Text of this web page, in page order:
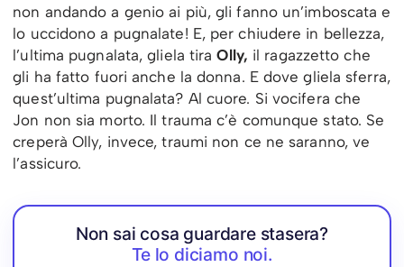
non andando a genio ai più, gli fanno un’imboscata e
lo uccidono a pugnalate! E, per chiudere in bellezza,
l’ultima pugnalata, gliela tiraOlly, il ragazzetto che
gli ha fatto fuori anche la donna. E dove gliela sferra,
quest’ultima pugnalata? Al cuore. Si vocifera che
Jon non sia morto. Il trauma c’è comunque stato. Se
creperà Olly, invece, traumi non ce ne saranno, ve
l’assicuro.
Non sai cosa guardare stasera?
Te lo diciamo noi.